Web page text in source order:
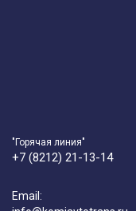
"Горячая линия"
+7 (8212) 21-13-14
Email: